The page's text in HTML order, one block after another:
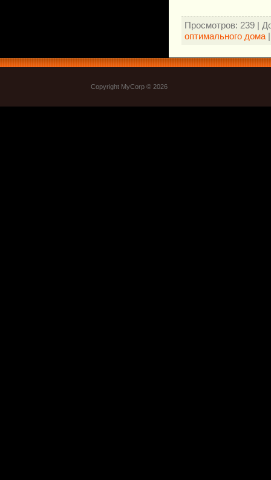
Просмотров: 239 |
оптимального дома
Copyright MyCorp © 2026